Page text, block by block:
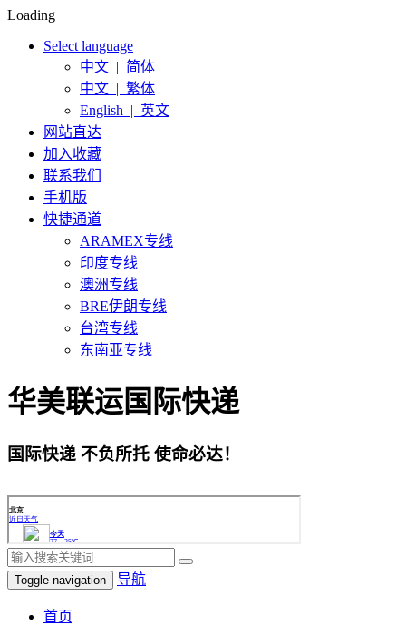
Loading
Select language
中文 | 简体
中文 | 繁体
English | 英文
网站直达
加入收藏
联系我们
手机版
快捷通道
ARAMEX专线
印度专线
澳洲专线
BRE伊朗专线
台湾专线
东南亚专线
华美联运国际快递
国际快递 不负所托 使命必达！
Toggle navigation 导航
首页